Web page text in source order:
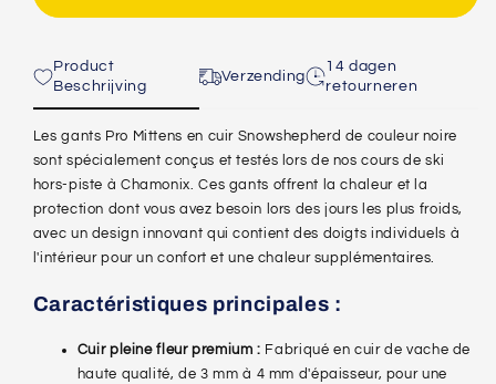
Product
Beschrijving
Verzending
14 dagen
retourneren
Les gants Pro Mittens en cuir Snowshepherd de couleur noire
sont spécialement conçus et testés lors de nos cours de ski
hors-piste à Chamonix. Ces gants offrent la chaleur et la
protection dont vous avez besoin lors des jours les plus froids,
avec un design innovant qui contient des doigts individuels à
l'intérieur pour un confort et une chaleur supplémentaires.
Caractéristiques principales :
Cuir pleine fleur premium : Fabriqué en cuir de vache de
haute qualité, de 3 mm à 4 mm d'épaisseur, pour une